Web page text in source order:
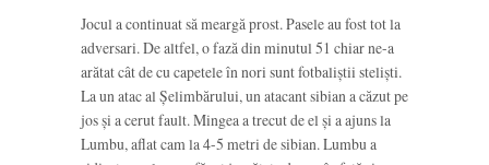
Jocul a continuat să meargă prost. Pasele au fost tot la
adversari. De altfel, o fază din minutul 51 chiar ne-a
arătat cât de cu capetele în nori sunt fotbaliștii steliști.
La un atac al Șelimbărului, un atacant sibian a căzut pe
jos și a cerut fault. Mingea a trecut de el și a ajuns la
Lumbu, aflat cam la 4-5 metri de sibian. Lumbu a